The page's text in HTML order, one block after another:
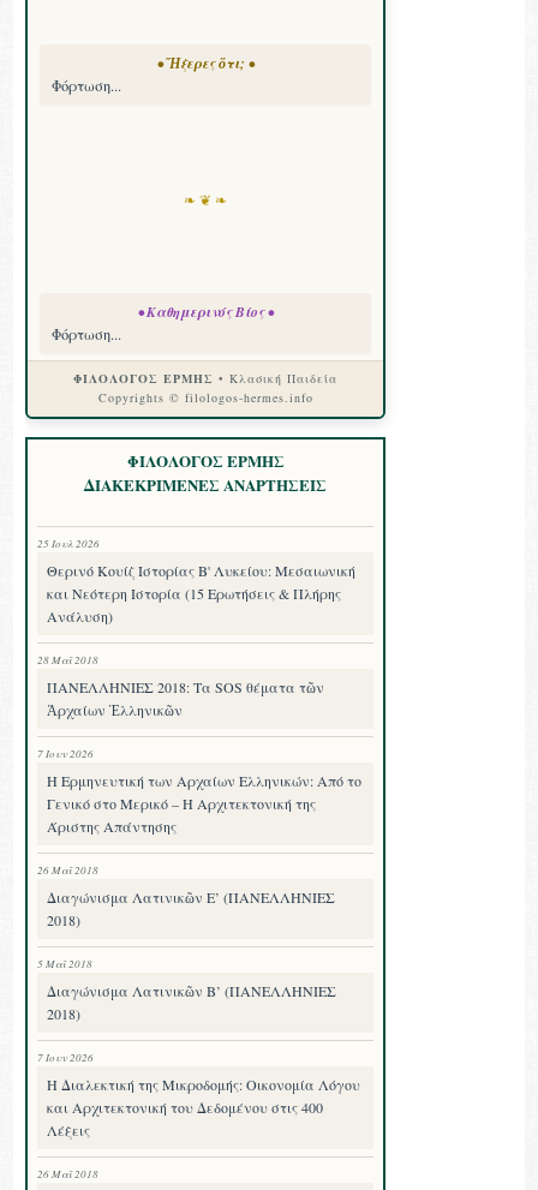
• Ἤξερες ὅτι; •
Φόρτωση...
❧ ❦ ❧
• Καθημερινός Βίος •
Φόρτωση...
ΦΙΛΟΛΟΓΟΣ ΕΡΜΗΣ • Κλασική Παιδεία
Copyrights © filologos-hermes.info
ΦΙΛΟΛΟΓΟΣ ΕΡΜΗΣ
ΔΙΑΚΕΚΡΙΜΕΝΕΣ ΑΝΑΡΤΗΣΕΙΣ
25 Ιουλ 2026
Θερινό Κουίζ Ιστορίας Β' Λυκείου: Μεσαιωνική
και Νεότερη Ιστορία (15 Ερωτήσεις & Πλήρης
Ανάλυση)
28 Μαΐ 2018
ΠΑΝΕΛΛΗΝΙΕΣ 2018: Τα SOS θέματα τῶν
Ἀρχαίων Ἑλληνικῶν
7 Ιουν 2026
Η Ερμηνευτική των Αρχαίων Ελληνικών: Από το
Γενικό στο Μερικό – Η Αρχιτεκτονική της
Άριστης Απάντησης
26 Μαΐ 2018
Διαγώνισμα Λατινικῶν Ε’ (ΠΑΝΕΛΛΗΝΙΕΣ
2018)
5 Μαΐ 2018
Διαγώνισμα Λατινικῶν Β’ (ΠΑΝΕΛΛΗΝΙΕΣ
2018)
7 Ιουν 2026
Η Διαλεκτική της Μικροδομής: Οικονομία Λόγου
και Αρχιτεκτονική του Δεδομένου στις 400
Λέξεις
26 Μαΐ 2018